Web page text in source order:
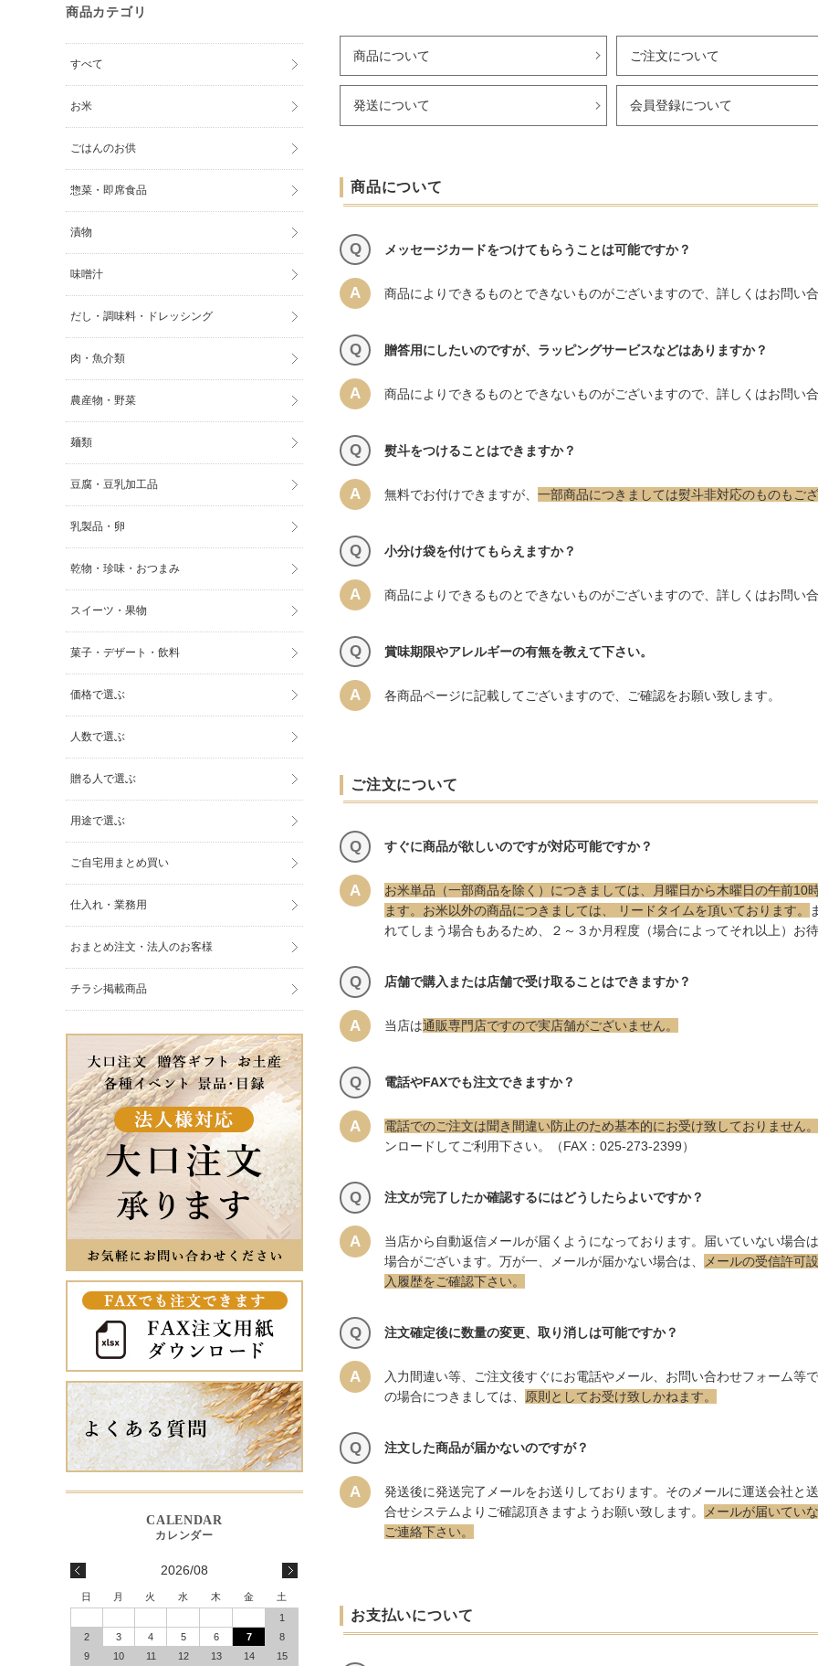
商品について ご注文について
発送について 会員登録について
商品について
Q メッセージカードをつけてもらうことは可能ですか？
A 商品によりできるものとできないものがございますので、詳しくはお問い合
Q 贈答用にしたいのですが、ラッピングサービスなどはありますか？
A 商品によりできるものとできないものがございますので、詳しくはお問い合
Q 熨斗をつけることはできますか？
A 無料でお付けできますが、 一部商品につきましては熨斗非対応のものもござ
Q 小分け袋を付けてもらえますか？
A 商品によりできるものとできないものがございますので、詳しくはお問い
Q 賞味期限やアレルギーの有無を教えて下さい。
A 各商品ページに記載してございますので、ご確認をお願い致します。
ご注文について
Q すぐに商品が欲しいのですが対応可能ですか？
A
お米単品（一部商品を除く）につきましては、月曜日から木曜日の午前10
ます。お米以外の商品につきましては、 リードタイムを頂いております。
れてしまう場合もあるため、２～３か月程度（場合によってそれ以上）お
Q 店舗で購入または店舗で受け取ることはできますか？
A 当店は通販専門店ですので実店舗がございません。
Q 電話やFAXでも注文できますか？
A 電話でのご注文は聞き間違い防止のため基本的にお受け致しておりません
ンロードしてご利用下さい。（FAX：025-273-2399）
Q 注文が完了したか確認するにはどうしたらよいですか？
A
当店から自動返信メールが届くようになっております。届いていない場合
場合がございます。万が一、メールが届かない場合は、
メールの受信許可
入履歴をご確認下さい。
Q 注文確定後に数量の変更、取り消しは可能ですか？
A
入力間違い等、ご注文後すぐにお電話やメール、お問い合わせフォーム等
の場合につきましては、 原則としてお受け致しかねます。
Q 注文した商品が届かないのですが？
A
発送後に発送完了メールをお送りしております。そのメールに運送会社と
合せシステムよりご確認頂きますようお願い致します。
メールが届いてい
ご連絡下さい。
お支払いについて
商品カテゴリ
すべて
お米
ごはんのお供
惣菜・即席食品
漬物
味噌汁
だし・調味料・ドレッシング
肉・魚介類
農産物・野菜
麺類
豆腐・豆乳加工品
乳製品・卵
乾物・珍味・おつまみ
スイーツ・果物
菓子・デザート・飲料
価格で選ぶ
人数で選ぶ
贈る人で選ぶ
用途で選ぶ
ご自宅用まとめ買い
仕入れ・業務用
おまとめ注文・法人のお客様
チラシ掲載商品
2026/08
日 月 火 水 木 金
土
1
2
3 4 5 6 7
8
9
10 11 12 13 14 15